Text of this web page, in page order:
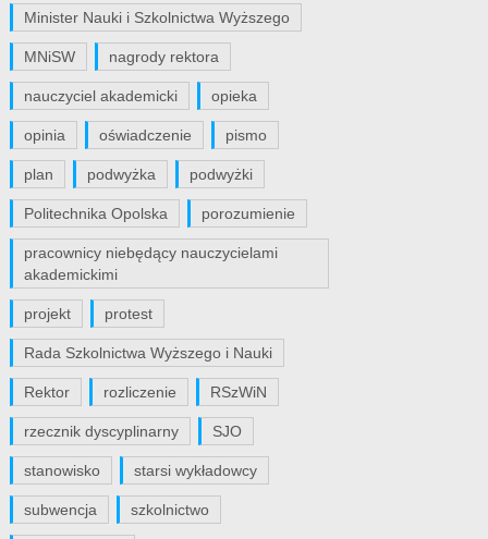
Minister Nauki i Szkolnictwa Wyższego
MNiSW nagrody rektora
nauczyciel akademicki opieka
opinia oświadczenie pismo
plan podwyżka podwyżki
Politechnika Opolska porozumienie
pracownicy niebędący nauczycielami
akademickimi
projekt protest
Rada Szkolnictwa Wyższego i Nauki
Rektor rozliczenie RSzWiN
rzecznik dyscyplinarny SJO
stanowisko starsi wykładowcy
subwencja szkolnictwo